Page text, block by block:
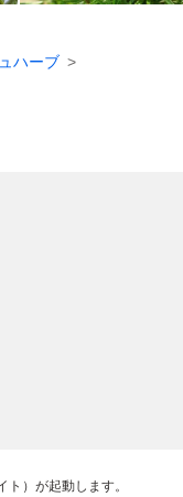
ハーブ
）が起動します。